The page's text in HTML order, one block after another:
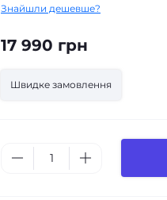
Знайшли дешевше?
17 990 грн
Швидке замовлення